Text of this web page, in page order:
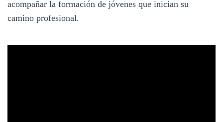
acompañar la formación de jóvenes que inician su
camino profesional.